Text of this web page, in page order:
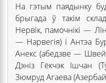
На гэтым паядынку
брыгада ў такім
Нервік, памочнікі —
— Нарвегія) і Антэа
Анекс (абедзве —
Дэніз Гёкчэк Ішчан
Зюмруд Агаева